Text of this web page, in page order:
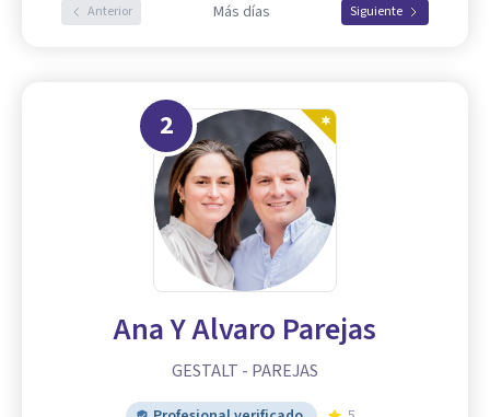
Anterior Más días Siguiente
2
Ana Y Alvaro Parejas
GESTALT - PAREJAS